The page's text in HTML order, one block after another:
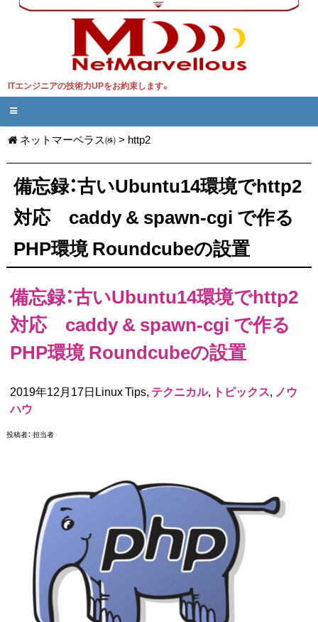
ITエンジニアの技術力UPをお約束します。
ネットマーベラス㈱> http2
備忘録：古いUbuntu14環境でhttp2
対応 caddy & spawn-cgi で作る
PHP環境 Roundcubeの設置
備忘録：古いUbuntu14環境でhttp2
対応 caddy & spawn-cgi で作る
PHP環境 Roundcubeの設置
2019年12月17日Linux Tips, テクニカル, トピックス, ノウ
ハウ
投稿者： 担当者